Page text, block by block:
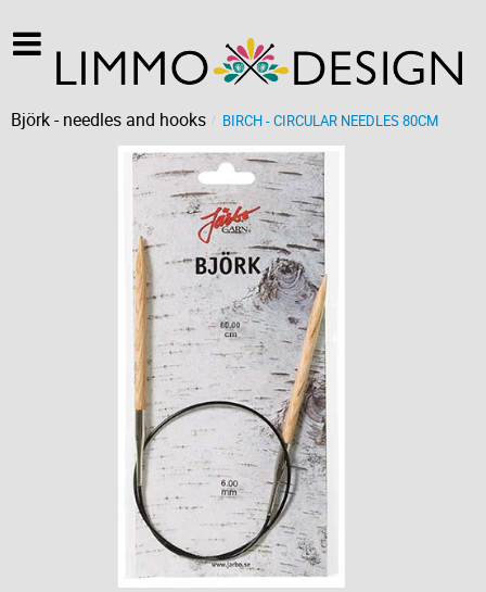
Björk - needles and hooks BIRCH - CIRCULAR NEEDLES 80CM